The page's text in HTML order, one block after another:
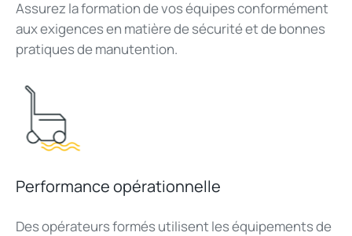
Assurez la formation de vos équipes conformément
aux exigences en matière de sécurité et de bonnes
pratiques de manutention.
Performance opérationnelle
Des opérateurs formés utilisent les équipements de